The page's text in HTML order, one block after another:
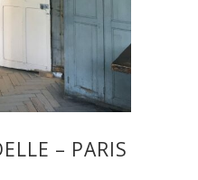
– PARIS